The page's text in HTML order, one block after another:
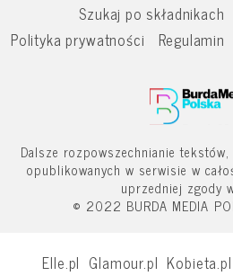
Szukaj po składnikach
Polityka prywatności
Regulamin
Dalsze rozpowszechnianie
opublikowanych w serwisie w
uprzedniej zgody
© 2022 BURDA MEDIA
Elle.pl Glamour.pl Kobieta.pl